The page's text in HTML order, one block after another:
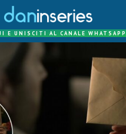
E UNISCITI AL CANALE WHATSAPP